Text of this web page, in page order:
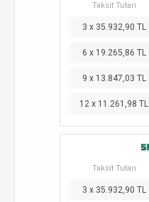
Taksit Tutarı
3 x 35.932,90 TL
6 x 19.265,86 TL
9 x 13.847,03 TL
12 x 11.261,98 TL
Taksit Tutarı
3 x 35.932,90 TL